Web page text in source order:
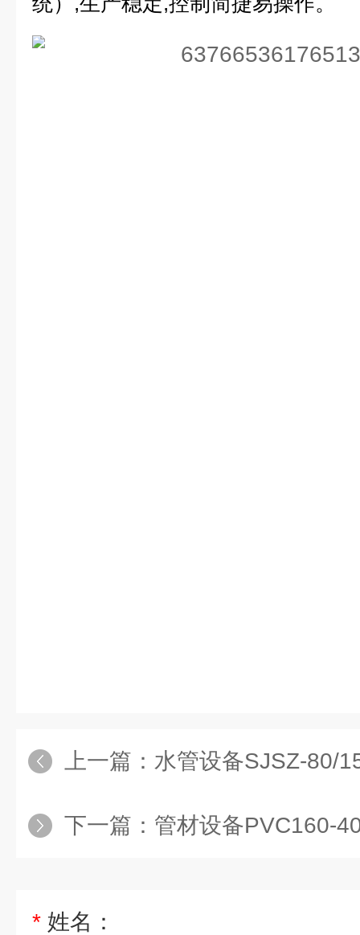
上一篇： 水管设备SJSZ-80/
下一篇： 管材设备PVC160-400排
* 姓名：